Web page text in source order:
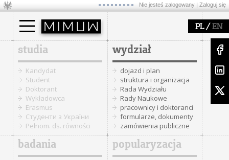
Nie jesteś zalogowany | Zaloguj się
PL/ EN
studia
Kandydat
Student
Doktorant
Wykładowca
Erasmus
Cтуденти з України
Pełnom. ds. równości
wydział
dojazd i plan
struktura i organizacja
Rada Wydziału
Rady Naukowe
pracownicy i doktoranci
formularze, dokumenty
zamówienia publiczne
badania popularyzacja